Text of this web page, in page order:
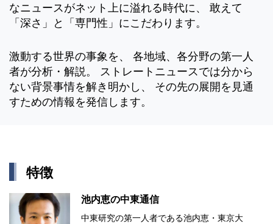
なニュースがネット上に溢れる時代に、 敢えて
「深さ」と「専門性」にこだわります。
激動する世界の事象を、 各地域、各分野の第一人
者が分析・解説。 ストレートニュースでは分から
ない背景事情を解き明かし、 その先の展開を見通
すための情報を発信します。
特徴
池内恵の中東通信
中東研究の第⼀⼈者である池内恵・東京⼤